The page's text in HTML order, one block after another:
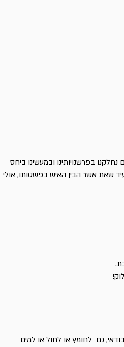
בפרשנויותינו ובמעשינו ביחס
שאת אשר הבין האיש בפשטותו, אולי
גם לחומץ או לחול או למים